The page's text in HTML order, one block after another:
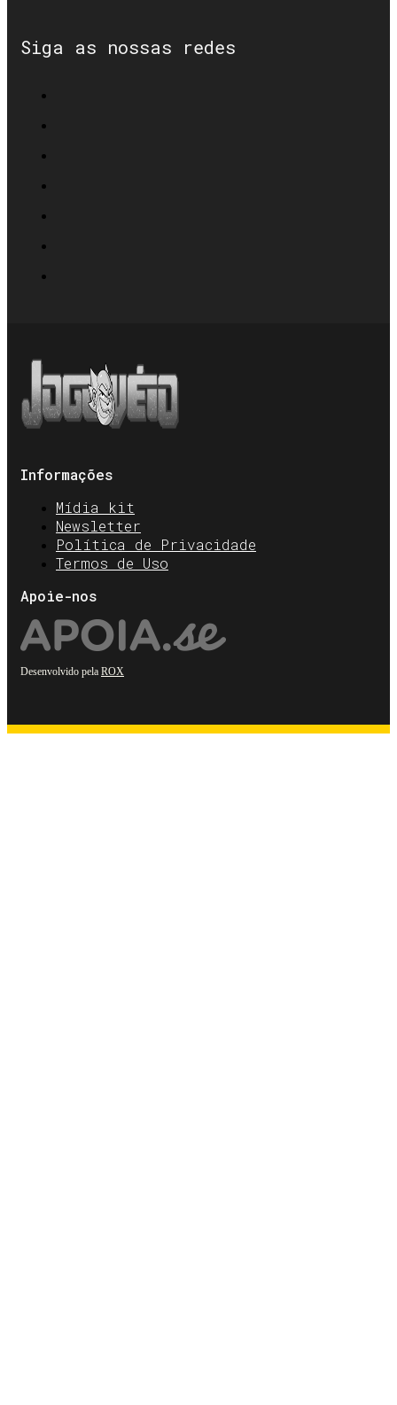
Siga as nossas redes
Informações
Mídia kit
Newsletter
Política de Privacidade
Termos de Uso
Apoie-nos
Desenvolvido pela ROX